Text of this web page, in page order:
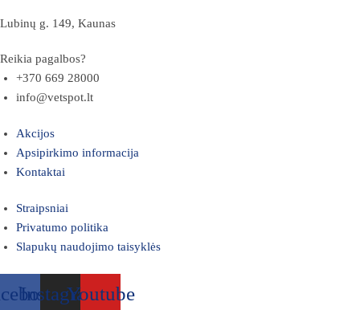
Lubinų g. 149, Kaunas
Reikia pagalbos?
+370 669 28000
info@vetspot.lt
Akcijos
Apsipirkimo informacija
Kontaktai
Straipsniai
Privatumo politika
Slapukų naudojimo taisyklės
InstagramYoutube